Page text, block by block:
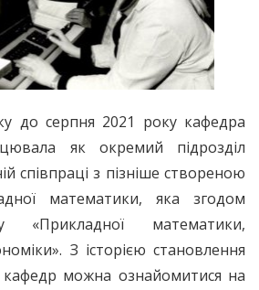
до серпня 2021 року кафедра
як окремий підрозділ
співпраці з пізніше створеною
математики, яка згодом
«Прикладної математики,
З історією становлення
можна ознайомитися на